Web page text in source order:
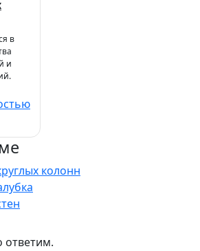
в
и
колонн
ответим.